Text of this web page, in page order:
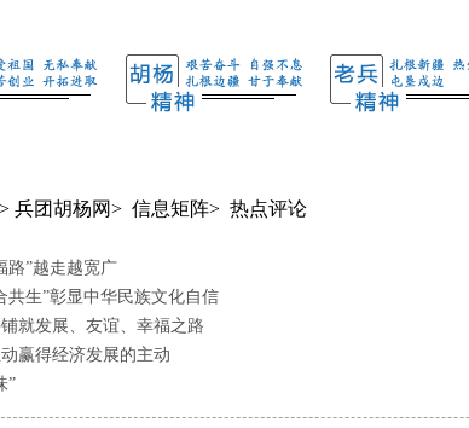
> 兵团胡杨网> 信息矩阵> 热点评论
路”越走越宽广
共生”彰显中华民族文化自信
就发展、友谊、幸福之路
赢得经济发展的主动
”